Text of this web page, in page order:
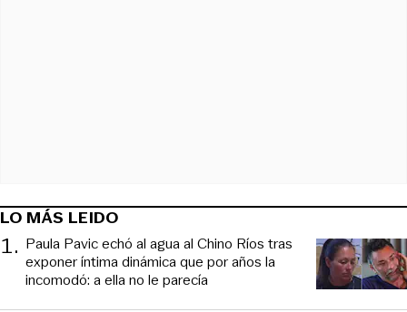
LO MÁS LEIDO
1. Paula Pavic echó al agua al Chino Ríos tras
exponer íntima dinámica que por años la
incomodó: a ella no le parecía